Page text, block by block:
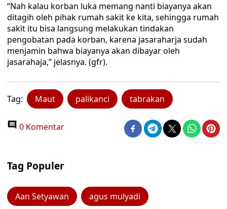
“Nah kalau korban luka memang nanti biayanya akan
ditagih oleh pihak rumah sakit ke kita, sehingga rumah
sakit itu bisa langsung melakukan tindakan
pengobatan pada korban, karena jasaraharja sudah
menjamin bahwa biayanya akan dibayar oleh
jasarahaja,” jelasnya. (gfr).
Tag: Maut palikanci tabrakan
0 Komentar
Tag Populer
Aan Setyawan agus mulyadi